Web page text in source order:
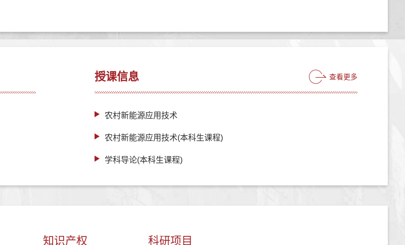
授课信息 查看更多
农村新能源应用技术
农村新能源应用技术(本科生课程)
学科导论(本科生课程)
知识产权 科研项目